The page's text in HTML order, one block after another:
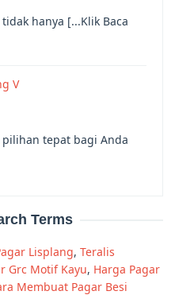
tidak hanya [...Klik Baca
V
pilihan tepat bagi Anda
Terms
Lisplang, Teralis
Grc Motif Kayu, Harga Pagar
Membuat Pagar Besi